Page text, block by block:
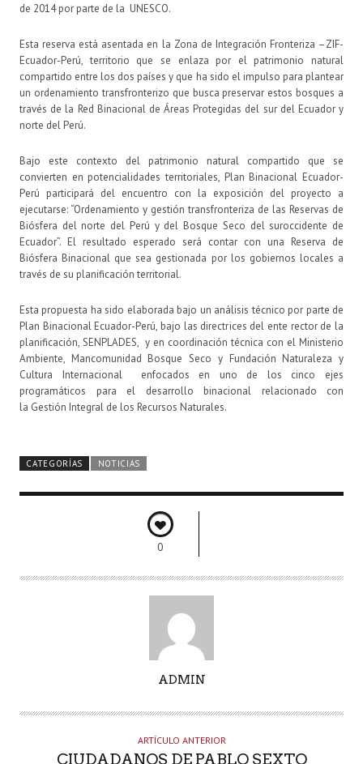
de 2014 por parte de la UNESCO.
Esta reserva está asentada en la Zona de Integración Fronteriza –ZIF-
Ecuador-Perú, territorio que se enlaza por el patrimonio natural
compartido entre los dos países y que ha sido el impulso para plantear
un ordenamiento transfronterizo que busca preservar estos bosques a
través de la Red Binacional de Áreas Protegidas del sur del Ecuador y
norte del Perú.
Bajo este contexto del patrimonio natural compartido que se
convierten en potencialidades territoriales, Plan Binacional Ecuador-
Perú participará del encuentro con la exposición del proyecto a
ejecutarse: “Ordenamiento y gestión transfronteriza de las Reservas de
Biósfera del norte del Perú y del Bosque Seco del suroccidente de
Ecuador”. El resultado esperado será contar con una Reserva de
Biósfera Binacional que sea gestionada por los gobiernos locales a
través de su planificación territorial.
Esta propuesta ha sido elaborada bajo un análisis técnico por parte de
Plan Binacional Ecuador-Perú, bajo las directrices del ente rector de la
planificación, SENPLADES, y en coordinación técnica con el Ministerio
Ambiente, Mancomunidad Bosque Seco y Fundación Naturaleza y
Cultura Internacional enfocados en uno de los cinco ejes
programáticos para el desarrollo binacional relacionado con
la Gestión Integral de los Recursos Naturales.
CATEGORÍAS NOTICIAS
0
T
ADMIN
ARTÍCULO ANTERIOR
CIUDADANOS DE PABLO SEXTO